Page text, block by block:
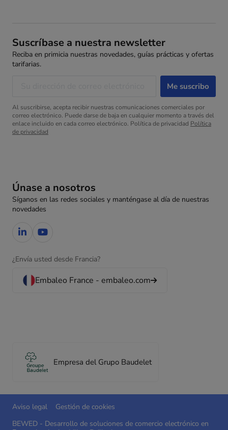
Únase a nosotros
Síganos en las redes sociales y manténgase al día de nuestras
novedades
¿Envía usted desde Francia?
Embaleo France - embaleo.com
Empresa del Grupo Baudelet
Suscríbase a nuestra newsletter
Reciba en primicia nuestras novedades, guías prácticas y ofertas
tarifarias.
Al suscribirse, acepta recibir nuestras comunicaciones comerciales por
correo electrónico. Puede darse de baja en cualquier momento a través del
enlace incluido en cada correo electrónico. Política de privacidad Política
de privacidad
Aviso legal
Gestión de cookies
BEWED - Desarrollo de soluciones de comercio electrónico en